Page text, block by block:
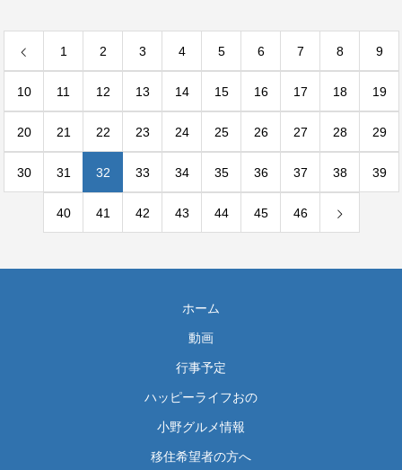
1 2 3 4 5 6 7 8 9
10 11 12 13 14 15 16 17 18 19
20 21 22 23 24 25 26 27 28 29
30 31 32 33 34 35 36 37 38 39
40 41 42 43 44 45 46
ホーム
動画
行事予定
ハッピーライフおの
小野グルメ情報
移住希望者の方へ